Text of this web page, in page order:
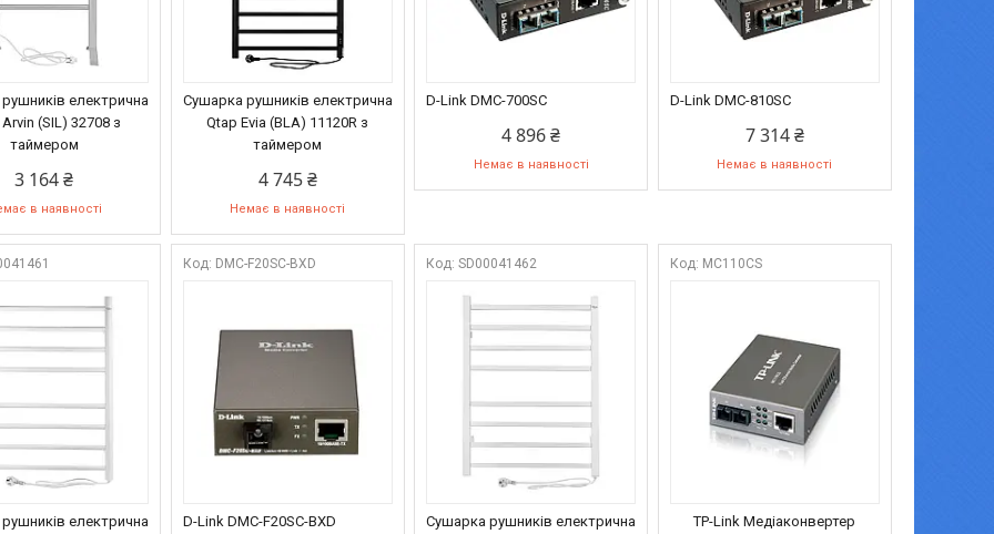
електрична
(SIL) 32708 з
таймером
3 164 ₴
в наявності
Сушарка рушників електрична
Qtap Evia (BLA) 11120R з
таймером
4 745 ₴
Немає в наявності
D-Link DMC-700SC
4 896 ₴
Немає в наявності
D-Link DMC-810SC
7 314 ₴
Немає в наявності
електрична
DMC-F20SC-BXD
D-Link DMC-F20SC-BXD
SD00041462
Сушарка рушників електрична
MC110CS
TP-Link Медiаконвертер